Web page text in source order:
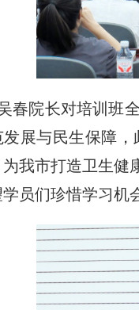
春院长对培训班
发展与民生保障
我市打造卫生健
员们珍惜学习机